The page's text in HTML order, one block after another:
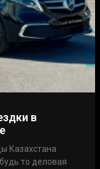
в
Казахстана
то деловая